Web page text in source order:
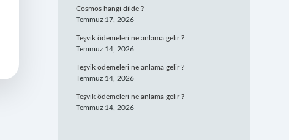
Cosmos hangi dilde ?
Temmuz 17, 2026
Teşvik ödemeleri ne anlama gelir ?
Temmuz 14, 2026
Teşvik ödemeleri ne anlama gelir ?
Temmuz 14, 2026
Teşvik ödemeleri ne anlama gelir ?
Temmuz 14, 2026